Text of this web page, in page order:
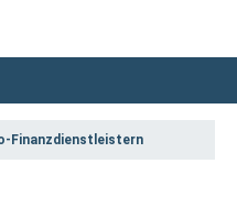
Finanzdienstleistern